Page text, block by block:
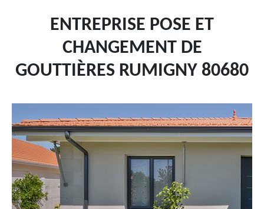
ENTREPRISE POSE ET
CHANGEMENT DE
GOUTTIÈRES RUMIGNY 80680